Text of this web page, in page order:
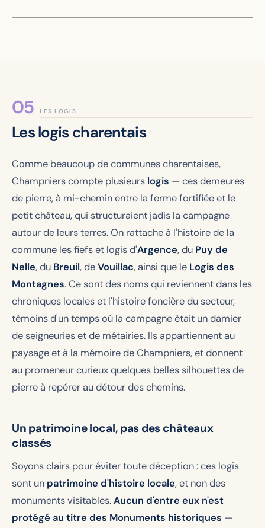
LES LOGIS
Les logis charentais
Comme beaucoup de communes charentaises,
Champniers compte plusieurs logis — ces demeures
de pierre, à mi-chemin entre la ferme fortifiée et le
petit château, qui structuraient jadis la campagne
autour de leurs terres. On rattache à l'histoire de la
commune les fiefs et logis d'Argence, du Puy de
Nelle, du Breuil, deVouillac, ainsi que le Logis des
Montagnes. Ce sont des noms qui reviennent dans les
chroniques locales et l'histoire foncière du secteur,
témoins d'un temps où la campagne était un damier
de seigneuries et de métairies. Ils appartiennent au
paysage et à la mémoire de Champniers, et donnent
au promeneur curieux quelques belles silhouettes de
pierre à repérer au détour des chemins.
Un patrimoine local, pas des châteaux
classés
Soyons clairs pour éviter toute déception : ces logis
sont un patrimoine d'histoire locale, et non des
monuments visitables.Aucun d'entre eux n'est
protégé au titre des Monuments historiques —